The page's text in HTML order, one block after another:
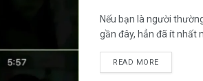
Nếu bạn là người
gần đây, hẳn đã ít nhất
READ MORE